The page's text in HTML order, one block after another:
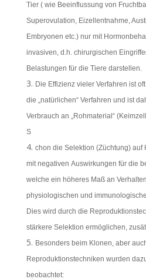
Tier ( wie Beeinflussung von
Superovulation, Eizellentnahme,
Embryonen etc.) nur mit
invasiven, d.h. chirurgischen
Belastungen für die Tiere darstellen.
Die Effizienz vieler Verfahren ist
die „natürlichen“ Verfahren und ist
Verbrauch an „Rohmaterial“
S
chon die Selektion (Züchtung) auf
mit negativen Auswirkungen für die
welche ein höheres Maß an
physiologischen und
Dies wird durch die
stärkere Selektion ermöglichen,
Besonders beim Klonen, aber
Reproduktionstechniken wurden
beobachtet: